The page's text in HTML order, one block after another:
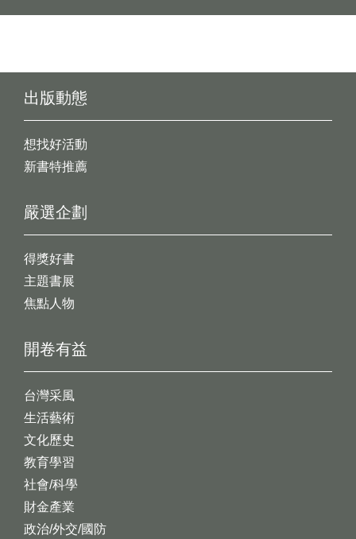
出版動態
想找好活動
新書特推薦
開卷有益
台灣采風
生活藝術
文化歷史
教育學習
社會/科學
財金產業
政治/外交/國防
嚴選企劃
得獎好書
主題書展
焦點人物